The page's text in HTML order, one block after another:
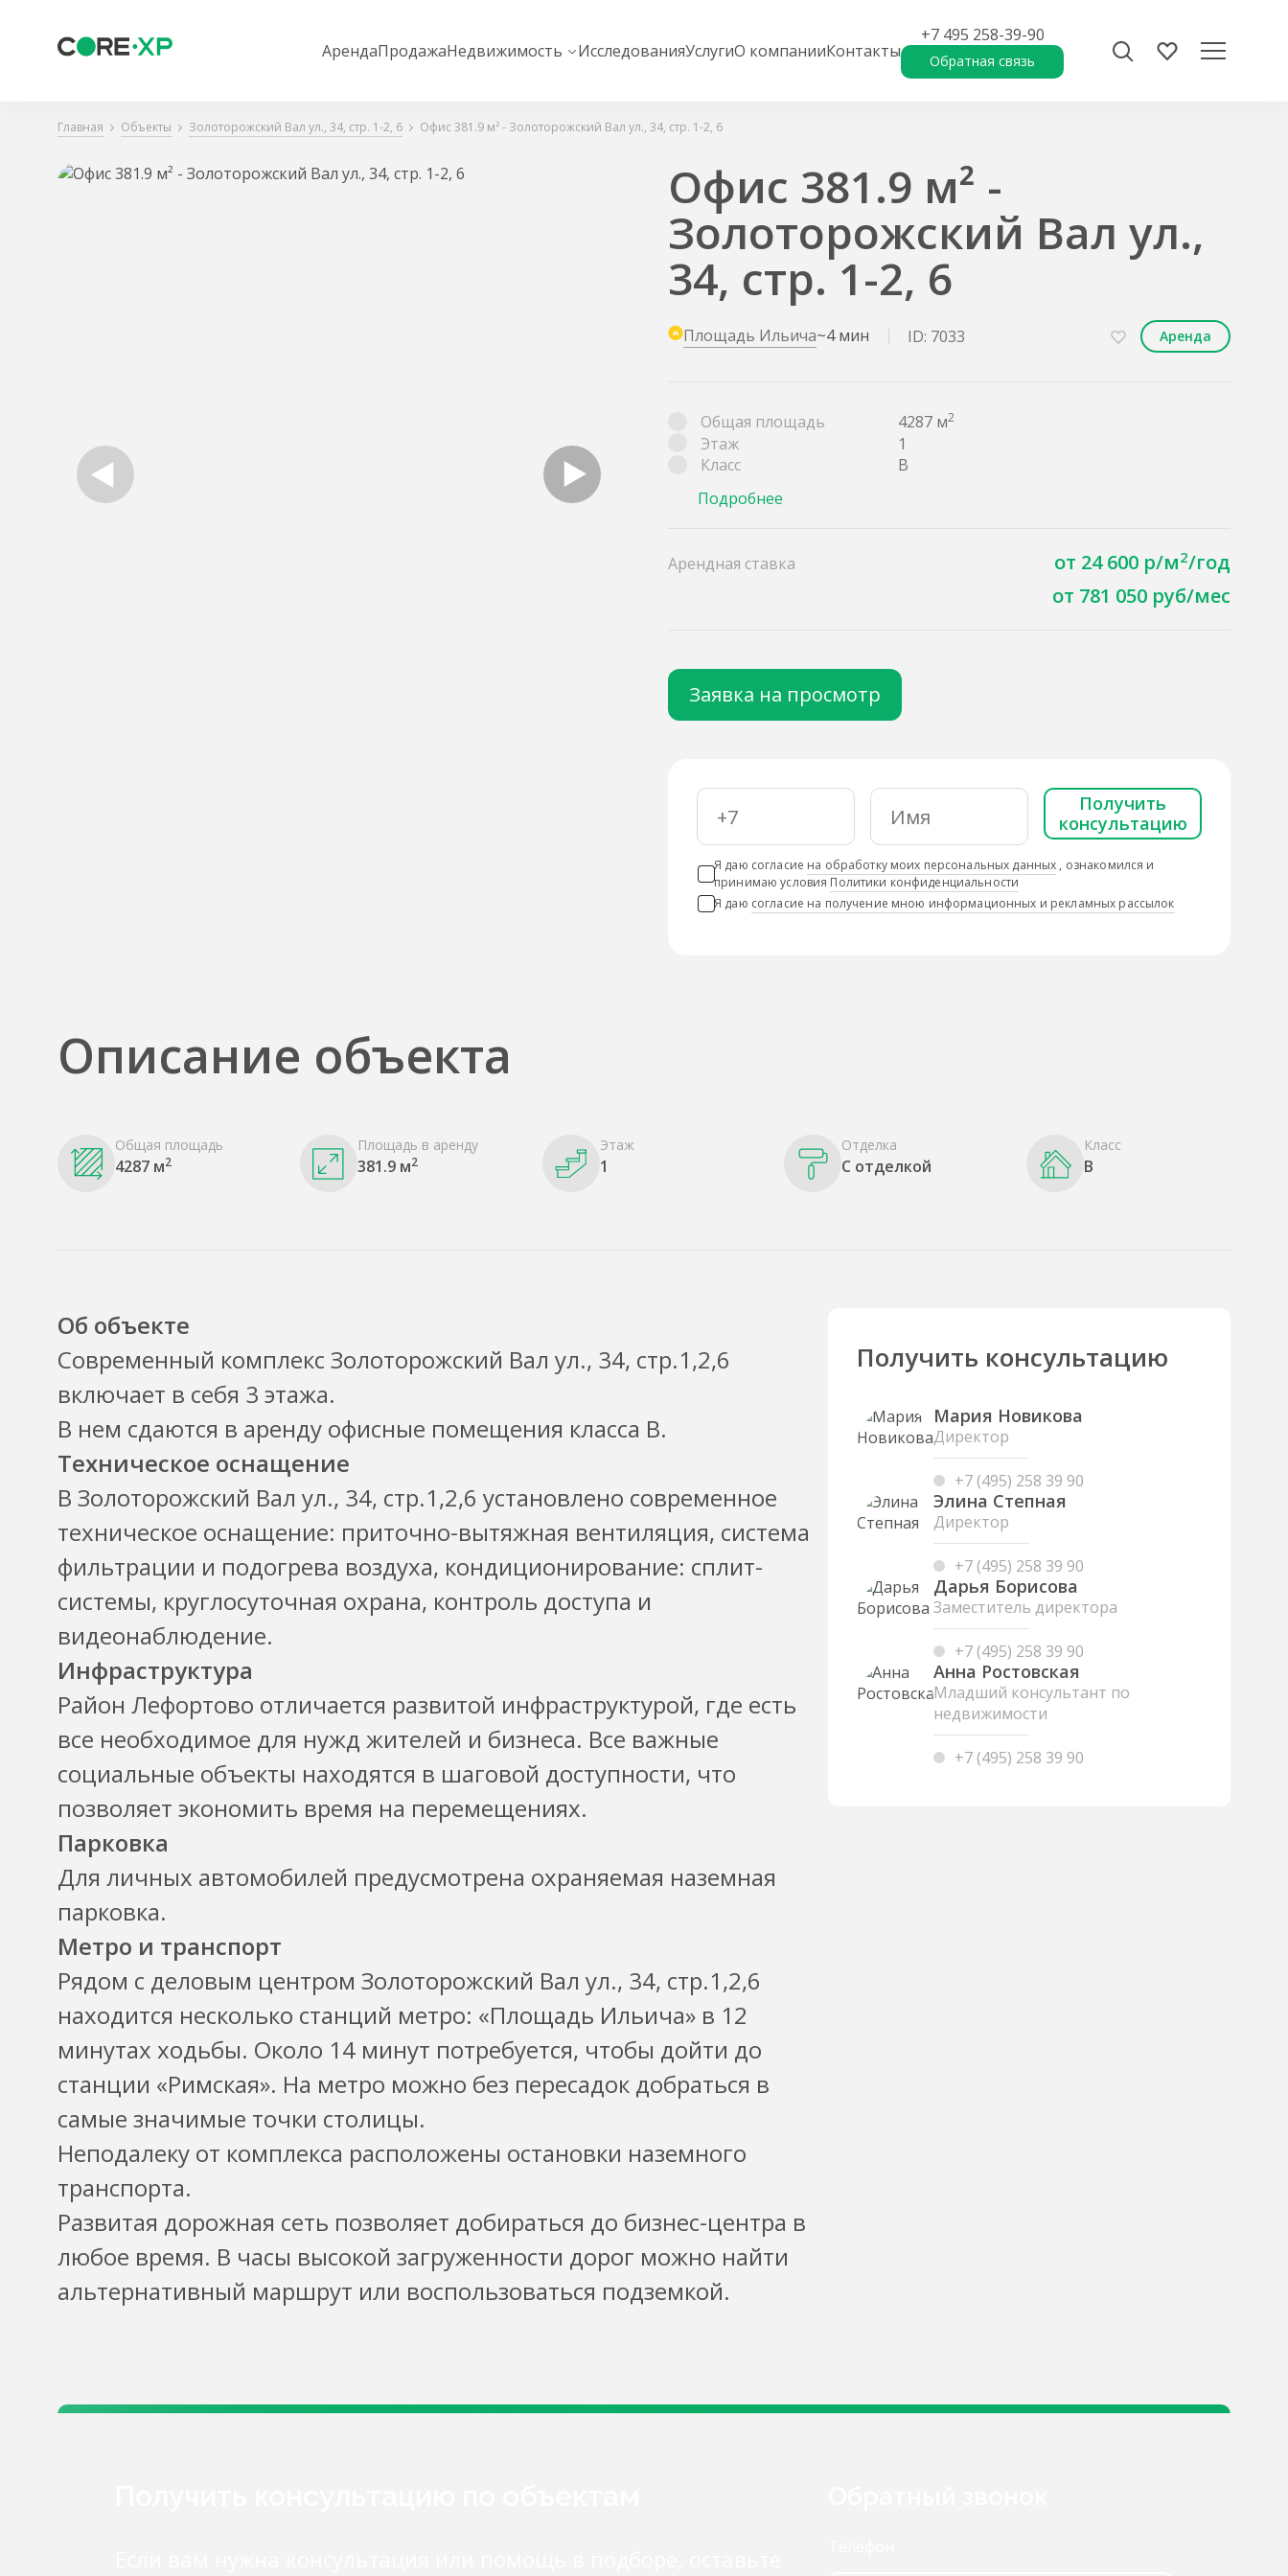
АрендаПродажаНедвижимость ИсследованияУслугиО компанииКонтакты
+7 495 258-39-90
Обратная связь
Главная Объекты Золоторожский Вал ул., 34, стр. 1-2, 6 Офис 381.9 м² - Золоторожский Вал ул., 34, стр. 1-2, 6
Офис 381.9 м² -
Золоторожский Вал ул.,
34, стр. 1-2, 6
Площадь Ильича~4 мин ID: 7033 Аренда
Общая площадь 4287 м2
Этаж
1
Класс
B
Подробнее
Арендная ставка от 24 600 р/м2/год
от 781 050 руб/мес
Заявка на просмотр
Получить
консультацию
Я даю согласие на обработку моих персональных данных , ознакомился и
принимаю условия Политики конфиденциальности
Я даю согласие на получение мною информационных и рекламных рассылок
Описание объекта
Общая площадь
4287 м2
Площадь в аренду
381.9 м2
Этаж
1
Отделка
С отделкой
Класс
B
Об объекте
Современный комплекс Золоторожский Вал ул., 34, стр.1,2,6
включает в себя 3 этажа.
В нем сдаются в аренду офисные помещения класса B.
Техническое оснащение
В Золоторожский Вал ул., 34, стр.1,2,6 установлено современное
техническое оснащение: приточно-вытяжная вентиляция, система
фильтрации и подогрева воздуха, кондиционирование: сплит-
системы, круглосуточная охрана, контроль доступа и
видеонаблюдение.
Инфраструктура
Район Лефортово отличается развитой инфраструктурой, где есть
все необходимое для нужд жителей и бизнеса. Все важные
социальные объекты находятся в шаговой доступности, что
позволяет экономить время на перемещениях.
Парковка
Для личных автомобилей предусмотрена охраняемая наземная
парковка.
Метро и транспорт
Рядом с деловым центром Золоторожский Вал ул., 34, стр.1,2,6
находится несколько станций метро: «Площадь Ильича» в 12
минутах ходьбы. Около 14 минут потребуется, чтобы дойти до
станции «Римская». На метро можно без пересадок добраться в
самые значимые точки столицы.
Неподалеку от комплекса расположены остановки наземного
транспорта.
Развитая дорожная сеть позволяет добираться до бизнес-центра в
любое время. В часы высокой загруженности дорог можно найти
альтернативный маршрут или воспользоваться подземкой.
Получить консультацию
Мария Новикова
Директор
+7 (495) 258 39 90
Элина Степная
Директор
+7 (495) 258 39 90
Дарья Борисова
Заместитель директора
+7 (495) 258 39 90
Анна Ростовская
Младший консультант по
недвижимости
+7 (495) 258 39 90